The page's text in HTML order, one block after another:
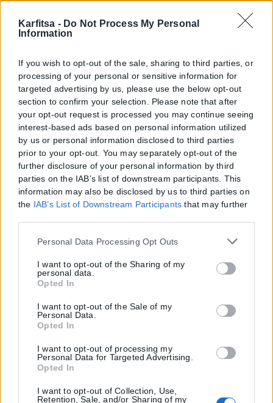
Karfitsa - Do Not Process My Personal
Information
If you wish to opt-out of the sale, sharing to third parties, or
processing of your personal or sensitive information for
targeted advertising by us, please use the below opt-out
section to confirm your selection. Please note that after
your opt-out request is processed you may continue seeing
interest-based ads based on personal information utilized
by us or personal information disclosed to third parties
prior to your opt-out. You may separately opt-out of the
further disclosure of your personal information by third
parties on the IAB’s list of downstream participants. This
information may also be disclosed by us to third parties on
the IAB’s List of Downstream Participants that may further
Please note that this website/app uses one or more Google
but not limited to your visit or usage behaviour. You may
click to grant or deny consent to Google and its third-party
tags to use your data for below specified purposes in below
Google consent section.
Personal Data Processing Opt Outs
I want to opt-out of the Sharing of my
personal data.
Opted In
I want to opt-out of the Sale of my
Personal Data.
Opted In
I want to opt-out of processing my
Personal Data for Targeted Advertising.
Opted In
I want to opt-out of Collection, Use,
Retention, Sale, and/or Sharing of my